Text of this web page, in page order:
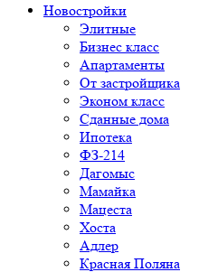
Новостройки
Элитные
Бизнес класс
Апартаменты
От застройщика
Эконом класс
Сданные дома
Ипотека
ФЗ-214
Дагомыс
Мамайка
Мацеста
Хоста
Адлер
Красная Поляна